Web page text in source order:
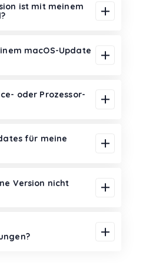
ist mit meinem
macOS-Update
oder Prozessor-
für meine
Version nicht